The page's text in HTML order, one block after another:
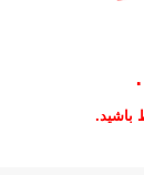
باشید.